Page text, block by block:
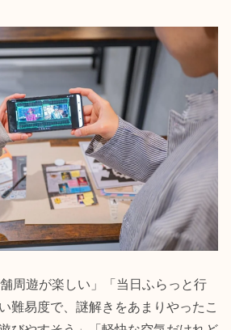
周遊が楽しい」「当日ふらっと行
難易度で、謎解きをあまりやったこ